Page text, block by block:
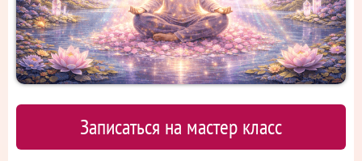
Записаться на мастер класс